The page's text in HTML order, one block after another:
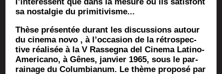
sa nostalgie du primitivisme...
Thèse pré­sen­tée durant les dis­cus­sions autour
du cine­ma novo , à l’occasion de la rétros­pec­
tive réa­li­sée à la V Ras­se­gna del Cine­ma Lati­no-
Ame­ri­ca­no, à Gênes, jan­vier 1965, sous le par­
rai­nage du Colum­bia­num. Le thème pro­po­sé par